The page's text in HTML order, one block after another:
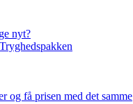
nyt?
og få prisen med det samme